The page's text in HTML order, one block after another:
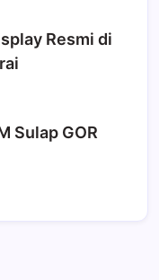
Resmi di
Sulap GOR